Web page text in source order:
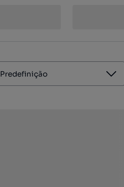
Predefinição